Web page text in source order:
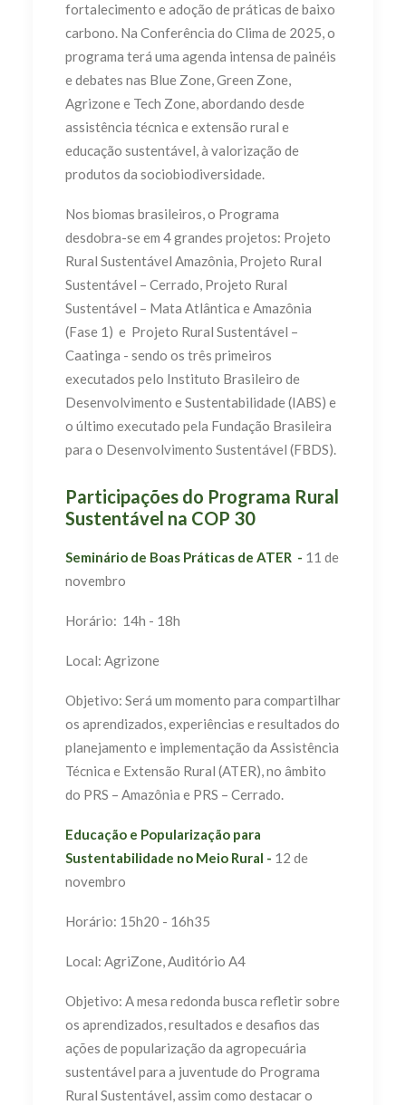
fortalecimento e adoção de práticas de baixo
carbono. Na Conferência do Clima de 2025, o
programa terá uma agenda intensa de painéis
e debates nas Blue Zone, Green Zone,
Agrizone e Tech Zone, abordando desde
assistência técnica e extensão rural e
educação sustentável, à valorização de
produtos da sociobiodiversidade.
Nos biomas brasileiros, o Programa
desdobra-se em 4 grandes projetos: Projeto
Rural Sustentável Amazônia, Projeto Rural
Sustentável – Cerrado, Projeto Rural
Sustentável – Mata Atlântica e Amazônia
(Fase 1) e Projeto Rural Sustentável –
Caatinga - sendo os três primeiros
executados pelo Instituto Brasileiro de
Desenvolvimento e Sustentabilidade (IABS) e
o último executado pela Fundação Brasileira
para o Desenvolvimento Sustentável (FBDS).
Participações do Programa Rural
Sustentável na COP 30
Seminário de Boas Práticas de ATER - 11 de
novembro
Horário: 14h - 18h
Local: Agrizone
Objetivo: Será um momento para compartilhar
os aprendizados, experiências e resultados do
planejamento e implementação da Assistência
Técnica e Extensão Rural (ATER), no âmbito
do PRS – Amazônia e PRS – Cerrado.
Educação e Popularização para
Sustentabilidade no Meio Rural - 12 de
novembro
Horário: 15h20 - 16h35
Local: AgriZone, Auditório A4
Objetivo: A mesa redonda busca refletir sobre
os aprendizados, resultados e desafios das
ações de popularização da agropecuária
sustentável para a juventude do Programa
Rural Sustentável, assim como destacar o